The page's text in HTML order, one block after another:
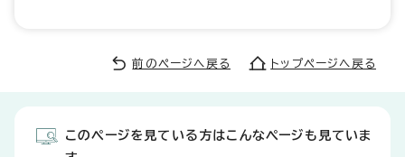
前のページへ戻る トップページへ戻る
このページを見ている方はこんなページも見ていま